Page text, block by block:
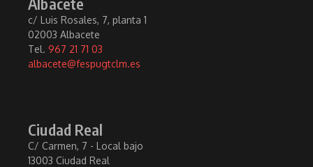
c/ Luis Rosales, 7, planta 1
02003 Albacete
Tel. 967 21 71 03
albacete@fespugtclm.es
Ciudad Real
C/ Carmen, 7 - Local bajo
13003 Ciudad Real